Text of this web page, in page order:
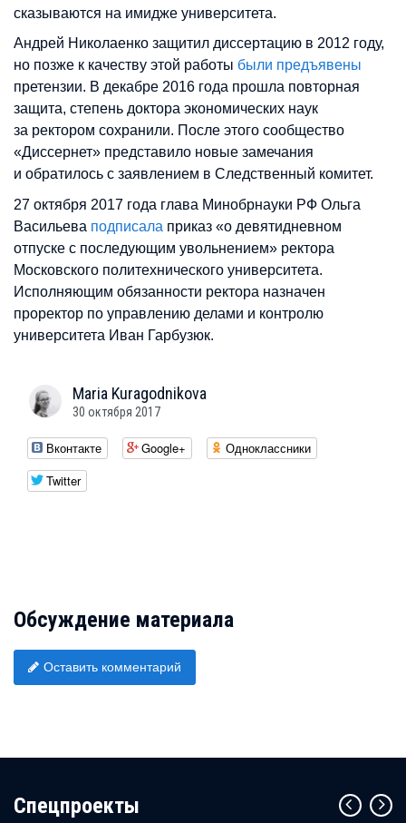
сказываются на имидже университета.
Андрей Николаенко защитил диссертацию в 2012 году,
но позже к качеству этой работы были предъявены
претензии. В декабре 2016 года прошла повторная
защита, степень доктора экономических наук
за ректором сохранили. После этого сообщество
«Диссернет» представило новые замечания
и обратилось с заявлением в Следственный комитет.
27 октября 2017 года глава Минобрнауки РФ Ольга
Васильева подписала приказ «о девятидневном
отпуске с последующим увольнением» ректора
Московского политехнического университета.
Исполняющим обязанности ректора назначен
проректор по управлению делами и контролю
университета Иван Гарбузюк.
Maria Kuragodnikova
30 октября 2017
Вконтакте Google+
Одноклассники
Twitter
Обсуждение материала
Оставить комментарий
Cпецпроекты